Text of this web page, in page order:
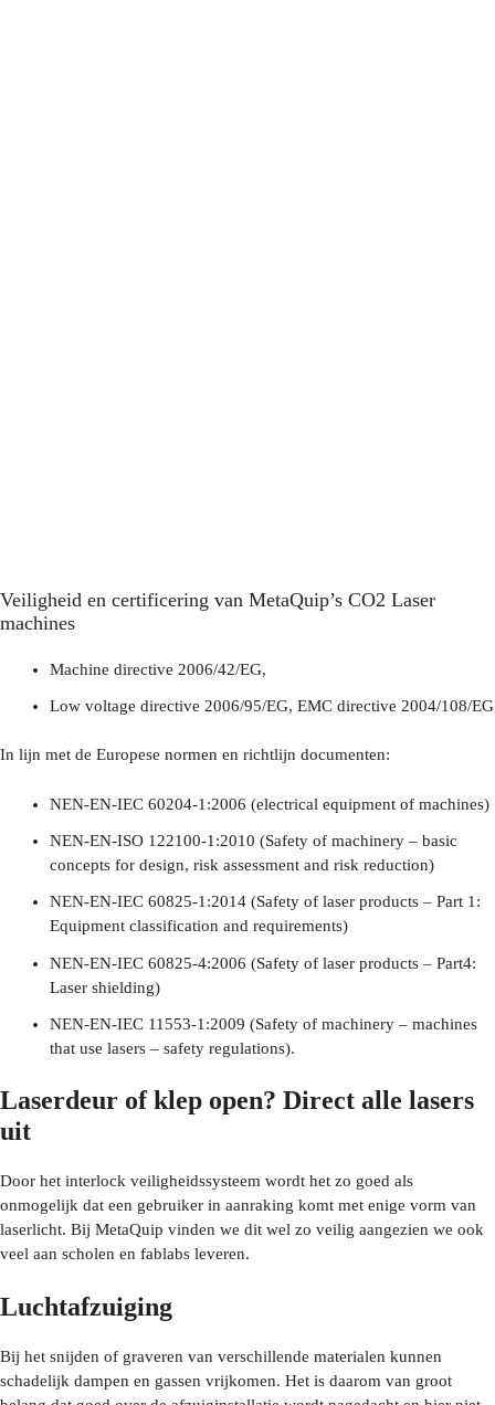
Veiligheid en certificering van MetaQuip’s CO2 Laser
machines
Machine directive 2006/42/EG,
Low voltage directive 2006/95/EG, EMC directive 2004/108/EG
In lijn met de Europese normen en richtlijn documenten:
NEN-EN-IEC 60204-1:2006 (electrical equipment of machines)
NEN-EN-ISO 122100-1:2010 (Safety of machinery – basic
concepts for design, risk assessment and risk reduction)
NEN-EN-IEC 60825-1:2014 (Safety of laser products – Part 1:
Equipment classification and requirements)
NEN-EN-IEC 60825-4:2006 (Safety of laser products – Part4:
Laser shielding)
NEN-EN-IEC 11553-1:2009 (Safety of machinery – machines
that use lasers – safety regulations).
Laserdeur of klep open? Direct alle lasers
uit
Door het interlock veiligheidssysteem wordt het zo goed als
onmogelijk dat een gebruiker in aanraking komt met enige vorm van
laserlicht. Bij MetaQuip vinden we dit wel zo veilig aangezien we ook
veel aan scholen en fablabs leveren.
Luchtafzuiging
Bij het snijden of graveren van verschillende materialen kunnen
schadelijk dampen en gassen vrijkomen. Het is daarom van groot